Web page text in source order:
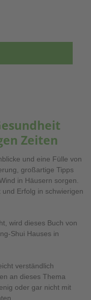
Zeiten
und eine Fülle von
großartige Tipps
in Häusern sorgen.
Erfolg in schwierigen
wird dieses Buch von
Shui Hauses in
verständlich
an dieses Thema
oder gar nicht mit